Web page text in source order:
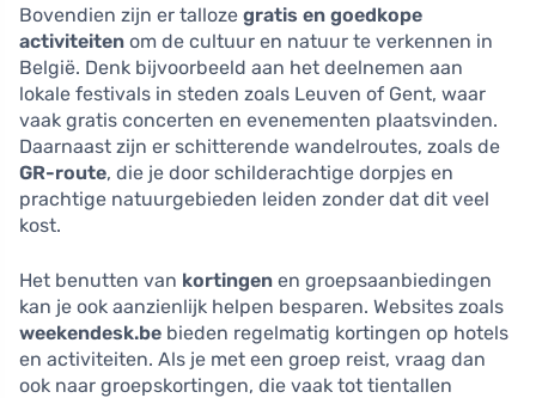
Bovendien zijn er talloze gratis en goedkope
activiteiten om de cultuur en natuur te verkennen in
België. Denk bijvoorbeeld aan het deelnemen aan
lokale festivals in steden zoals Leuven of Gent, waar
vaak gratis concerten en evenementen plaatsvinden.
Daarnaast zijn er schitterende wandelroutes, zoals de
GR-route, die je door schilderachtige dorpjes en
prachtige natuurgebieden leiden zonder dat dit veel
kost.
Het benutten van kortingen en groepsaanbiedingen
kan je ook aanzienlijk helpen besparen. Websites zoals
weekendesk.be bieden regelmatig kortingen op hotels
en activiteiten. Als je met een groep reist, vraag dan
ook naar groepskortingen, die vaak tot tientallen